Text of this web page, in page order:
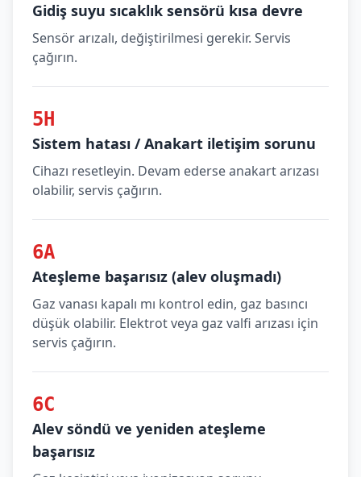
Gidiş suyu sıcaklık sensörü kısa devre
Sensör arızalı, değiştirilmesi gerekir. Servis
çağırın.
5H
Sistem hatası / Anakart iletişim sorunu
Cihazı resetleyin. Devam ederse anakart arızası
olabilir, servis çağırın.
6A
Ateşleme başarısız (alev oluşmadı)
Gaz vanası kapalı mı kontrol edin, gaz basıncı
düşük olabilir. Elektrot veya gaz valfi arızası için
servis çağırın.
6C
Alev söndü ve yeniden ateşleme
başarısız